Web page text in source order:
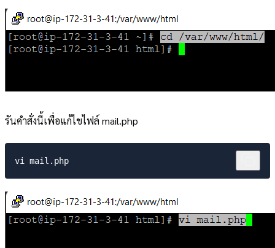
รันคำสั่งนี้เพื่อแก้ไขไฟล์ mail.php